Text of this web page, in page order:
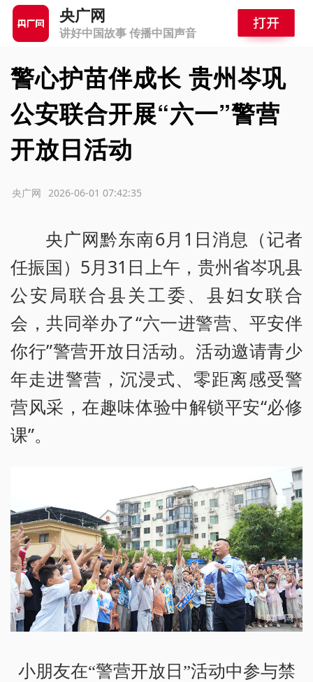
央广网
讲好中国故事 传播中国声音
警心护苗伴成长 贵州岑巩
公安联合开展“六一”警营
开放日活动
2026-06-01 07:42:35
央广网
央广网黔东南6月1日消息（记者
任振国）5月31日上午，贵州省岑巩县
公安局联合县关工委、县妇女联合
会，共同举办了“六一进警营、平安伴
你行”警营开放日活动。活动邀请青少
年走进警营，沉浸式、零距离感受警
营风采，在趣味体验中解锁平安“必修
课”。
小朋友在“警营开放日”活动中参与禁